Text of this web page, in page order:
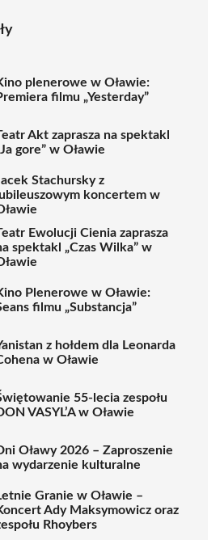
plenerowe w Oławie:
filmu „Yesterday”
Akt zaprasza na spektakl
gore” w Oławie
Stachursky z
koncertem w
Ewolucji Cienia zaprasza
spektakl „Czas Wilka” w
Plenerowe w Oławie:
filmu „Substancja”
z hołdem dla Leonarda
w Oławie
55-lecia zespołu
VASYL’A w Oławie
Oławy 2026 – Zaproszenie
wydarzenie kulturalne
Granie w Oławie –
Ady Maksymowicz oraz
Rhoybers